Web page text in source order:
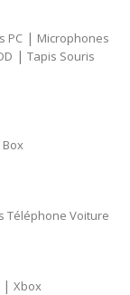
PC | Microphones
| Tapis Souris
Box
Téléphone Voiture
| Xbox